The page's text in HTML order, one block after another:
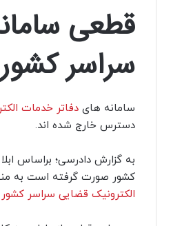
قطعی
سراسر
سامانه های دفاتر خدمات
دسترس خارج شده اند.
به گزارش دادرسی؛ براساس
کشور صورت گرفته است به
الکترونیک قضایی سراسر کشور